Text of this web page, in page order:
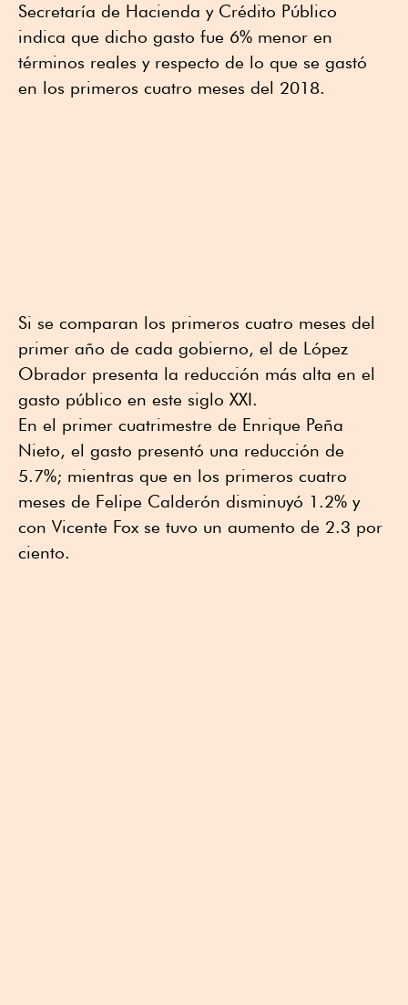
Secretaría de Hacienda y Crédito Público
indica que dicho gasto fue 6% menor en
términos reales y respecto de lo que se gastó
en los primeros cuatro meses del 2018.
Si se comparan los primeros cuatro meses del
primer año de cada gobierno, el de López
Obrador presenta la reducción más alta en el
gasto público en este siglo XXI.
En el primer cuatrimestre de Enrique Peña
Nieto, el gasto presentó una reducción de
5.7%; mientras que en los primeros cuatro
meses de Felipe Calderón disminuyó 1.2% y
con Vicente Fox se tuvo un aumento de 2.3 por
ciento.